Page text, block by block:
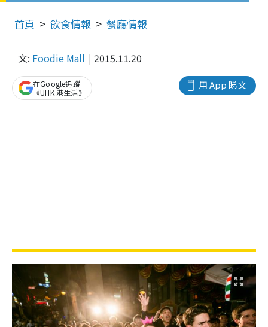
首頁 飲食情報 餐廳情報
文: Foodie Mall 2015.11.20
用 App 睇文
在Google追蹤
《UHK 港生活》